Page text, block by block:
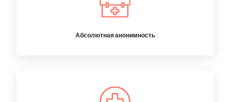
Абсолютная анонимность